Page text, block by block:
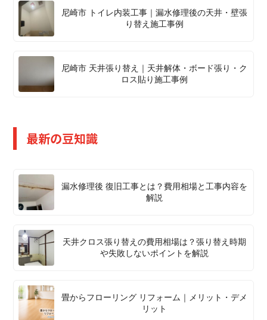
尼崎市 トイレ内装工事｜漏水修理後の天井・壁張
り替え施工事例
尼崎市 天井張り替え｜天井解体・ボード張り・ク
ロス貼り施工事例
最新の豆知識
漏水修理後 復旧工事とは？費用相場と工事内容を
解説
天井クロス張り替えの費用相場は？張り替え時期
や失敗しないポイントを解説
畳からフローリング リフォーム｜メリット・デメ
リット